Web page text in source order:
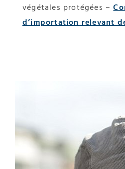
végétales protégées –
d’importation relevant